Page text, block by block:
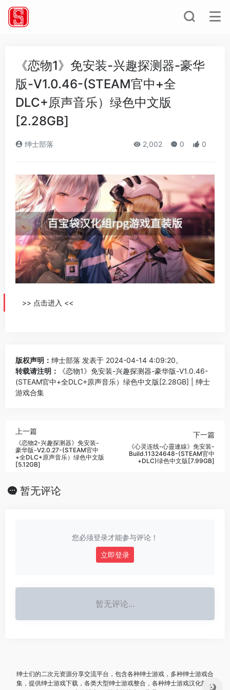
《恋物1》免安装-兴趣探测器-豪华
版-V1.0.46-(STEAM官中+全
DLC+原声音乐）绿色中文版
[2.28GB]
绅士部落 2,002 0 0
>> 点击进入 <<
版权声明： 绅士部落 发表于 2024-04-14 4:09:20。
转载请注明：
《恋物1》免安装-兴趣探测器-豪华版-V1.0.46-
(STEAM官中+全DLC+原声音乐）绿色中文版[2.28GB] | 绅士
游戏合集
上一篇
《恋物2-兴趣探测器》免安装-
豪华版-V2.0.27-(STEAM官中
+全DLC+原声音乐）绿色中文版
[5.12GB]
下一篇
《心灵连线-心靈連線》免安装-
Build.11324648-(STEAM官中
+DLC)绿色中文版[7.99GB]
暂无评论
您必须登录才能参与评论！
立即登录
暂无评论...
绅士们的二次元资源分享交流平台，包含各种绅士游戏，多种绅士游戏合
集，提供绅士游戏下载，各类大型绅士游戏整合，各种绅士游戏汉化版，